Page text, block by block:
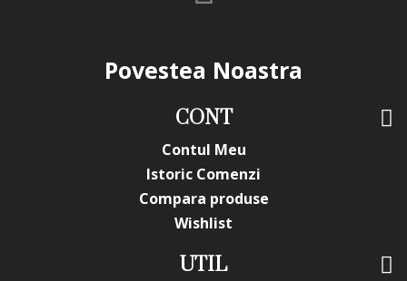
Recomandări de utilizare
Pentru rezultate optime, se recomandă utilizarea unui gel
top coat de calitate superioară. Acest lucru va menține
intensitatea culorii Rose Purple și va proteja designul
Întrebări frecvente – FAQ
Povestea Noastra
CONT
Contul Meu
Istoric Comenzi
Compara produse
Wishlist
UTIL